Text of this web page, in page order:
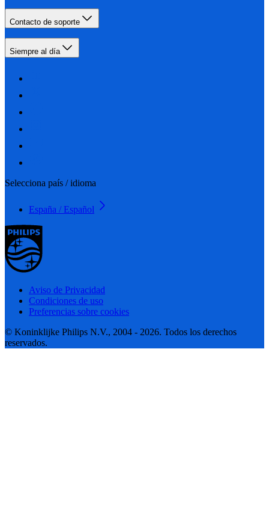
Contacto de soporte
Siempre al día
Selecciona país / idioma
España / Español
Aviso de Privacidad
Condiciones de uso
Preferencias sobre cookies
© Koninklijke Philips N.V., 2004 - 2026. Todos los derechos
reservados.